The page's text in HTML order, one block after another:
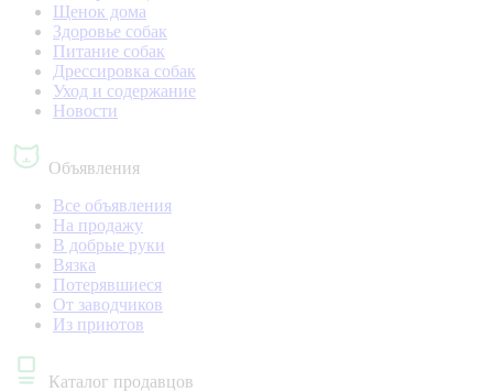
Щенок дома
Здоровье собак
Питание собак
Дрессировка собак
Уход и содержание
Новости
Объявления
Все объявления
На продажу
В добрые руки
Вязка
Потерявшиеся
От заводчиков
Из приютов
Каталог продавцов